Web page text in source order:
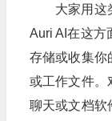
大家用这
Auri AI在这方
存储或收集你
或工作文件。
聊天或文档软